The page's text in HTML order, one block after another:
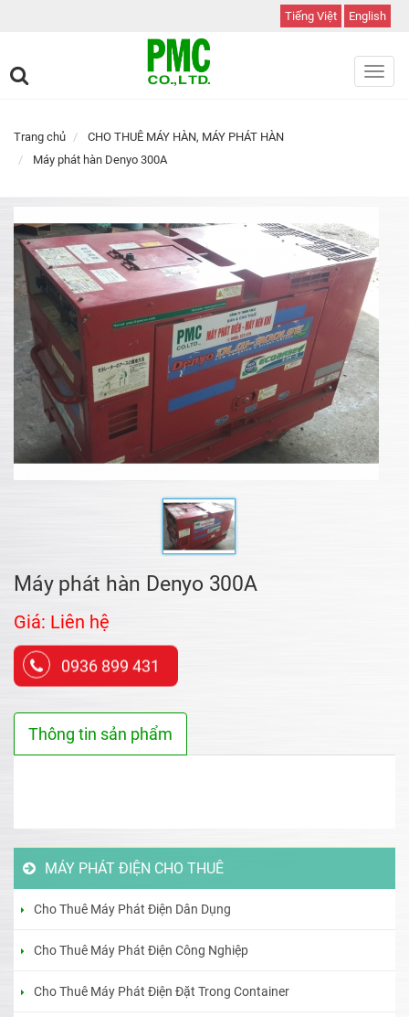
Tiếng Việt English
Trang chủ
CHO THUÊ MÁY HÀN, MÁY PHÁT HÀN
Máy phát hàn Denyo 300A
Máy phát hàn Denyo 300A
Giá: Liên hệ
0936 899 431
Thông tin sản phẩm
MÁY PHÁT ĐIỆN CHO THUÊ
Cho Thuê Máy Phát Điện Dân Dụng
Cho Thuê Máy Phát Điện Công Nghiệp
Cho Thuê Máy Phát Điện Đặt Trong Container